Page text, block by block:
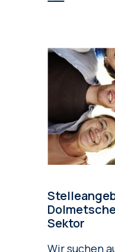
Sektor
Wir suchen